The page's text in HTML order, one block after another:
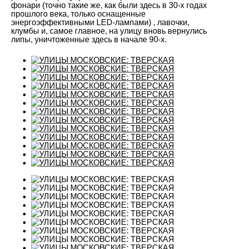
фонари (точно такие же, как были здесь в 30-х годах
прошлого века, только оснащенные
энергоэффективными LED-лампами) , лавочки,
клумбы и, самое главное, на улицу вновь вернулись
липы, уничтоженные здесь в начале 90-х.